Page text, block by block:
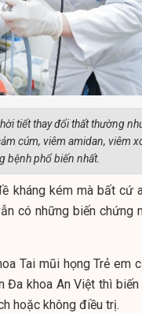
tiết thay đổi thất thường
cúm, viêm amidan, viêm
bệnh phổ biến nhất.
kháng kém mà bất cứ
có những biến chứng
Tai mũi họng Trẻ em
Đa khoa An Việt thì
hoặc không điều trị.